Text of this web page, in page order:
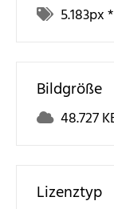
5.183px *
Bildgröße
48.727
Lizenztyp